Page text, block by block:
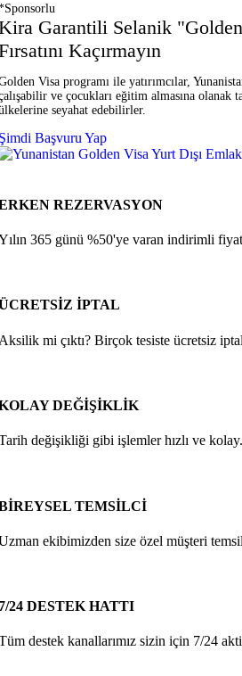
Garantili Selanik
Kaçırmayın
Visa programı ile yatırımcılar,
ve çocukları eğitim almasına olanak
seyahat edebilirler.
Başvuru Yap
REZERVASYON
365 günü %50'ye varan indirimli
İPTAL
mi çıktı? Birçok tesiste ücretsiz
DEĞİŞİKLİK
değişikliği gibi işlemler hızlı ve kolay.
TEMSİLCİ
ekibimizden size özel müşteri
24 DESTEK HATTI
destek kanallarımız sizin için 7/24